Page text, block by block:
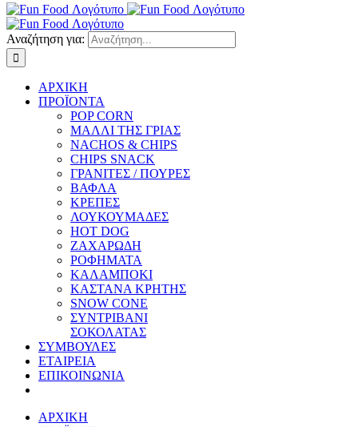
Αναζήτηση για:
ΑΡΧΙΚΗ
ΠΡΟΪΟΝΤΑ
POP CORN
ΜΑΛΛΙ ΤΗΣ ΓΡΙΑΣ
NACHOS & CHIPS
CHIPS SNACK
ΓΡΑΝΙΤΕΣ / ΠΟΥΡΕΣ
ΒΑΦΛΑ
ΚΡΕΠΕΣ
ΛΟΥΚΟΥΜΑΔΕΣ
HOT DOG
ΖΑΧΑΡΩΔΗ
ΡΟΦΗΜΑΤΑ
ΚΑΛΑΜΠΟΚΙ
ΚΑΣΤΑΝΑ ΚΡΗΤΗΣ
SNOW CONE
ΣΥΝΤΡΙΒΑΝΙ
ΣΟΚΟΛΑΤΑΣ
ΣΥΜΒΟΥΛΕΣ
ΕΤΑΙΡΕΙΑ
ΕΠΙΚΟΙΝΩΝΙΑ
ΑΡΧΙΚΗ